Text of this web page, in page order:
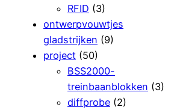
RFID (3)
ontwerpvouwtjes
gladstrijken (9)
project (50)
BSS2000-
treinbaanblokken (3)
diffprobe (2)